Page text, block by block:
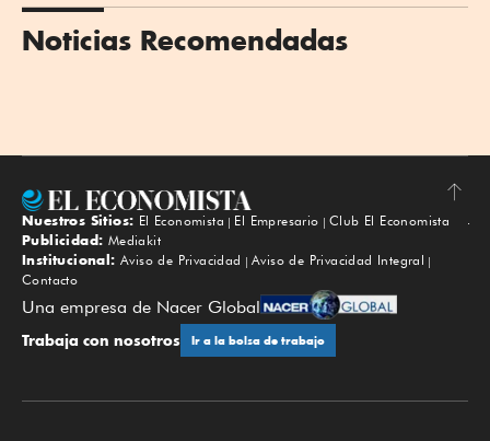
Noticias Recomendadas
Subir
Nuestros Sitios: El Economista El Empresario
Club El Economista
Publicidad: Mediakit
Institucional: Aviso de Privacidad
Aviso de Privacidad Integral
Contacto
Una empresa de Nacer Global
Trabaja con nosotros Ir a la bolsa de trabajo